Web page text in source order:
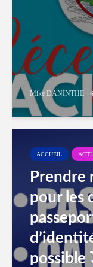
Mike DANINTHE
ACCUEIL
Prendre
pour les
possible